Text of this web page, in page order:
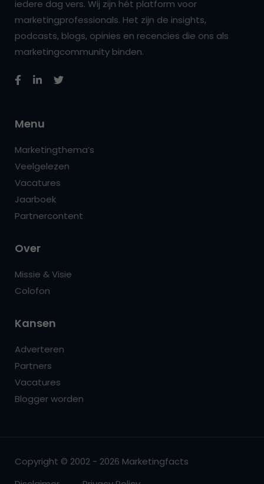
iedere dag vers. Wij zijn hét platform voor
marketingprofessionals. Het zijn de insights,
podcasts, blogs, opinies en recencies die ons als
marketingcommunity binden.
Menu
Marketingthema’s
Veelgelezen
Vacatures
Jaarboek
Partnercontent
Over
Missie & Visie
Colofon
Kansen
Adverteren
Partners
Vacatures
Blogger worden
Copyright © 2002 - 2026 Marketingfacts